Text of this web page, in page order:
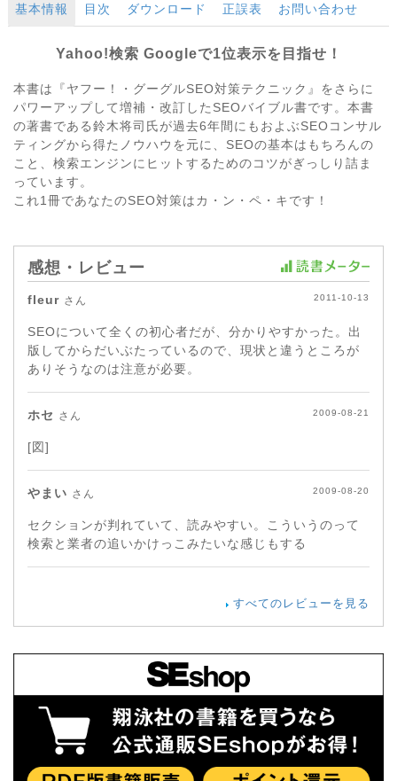
基本情報 目次 ダウンロード 正誤表 お問い合わせ
Yahoo!検索 Googleで1位表示を目指せ！
本書は『ヤフー！・グーグルSEO対策テクニック』をさらに
パワーアップして増補・改訂したSEOバイブル書です。本書
の著書である鈴木将司氏が過去6年間にもおよぶSEOコンサル
ティングから得たノウハウを元に、SEOの基本はもちろんの
こと、検索エンジンにヒットするためのコツがぎっしり詰ま
っています。
これ1冊であなたのSEO対策はカ・ン・ペ・キです！
感想・レビュー
fleur さん 2011-10-13
SEOについて全くの初心者だが、分かりやすかった。出
版してからだいぶたっているので、現状と違うところが
ありそうなのは注意が必要。
ホセ さん 2009-08-21
[図]
やまい さん 2009-08-20
セクションが判れていて、読みやすい。こういうのって
検索と業者の追いかけっこみたいな感じもする
すべてのレビューを見る